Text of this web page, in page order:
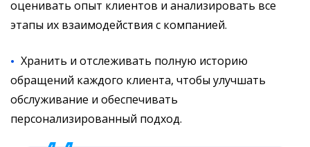
оценивать опыт клиентов и анализировать все
этапы их взаимодействия с компанией.
Хранить и отслеживать полную историю
обращений каждого клиента, чтобы улучшать
обслуживание и обеспечивать
персонализированный подход.